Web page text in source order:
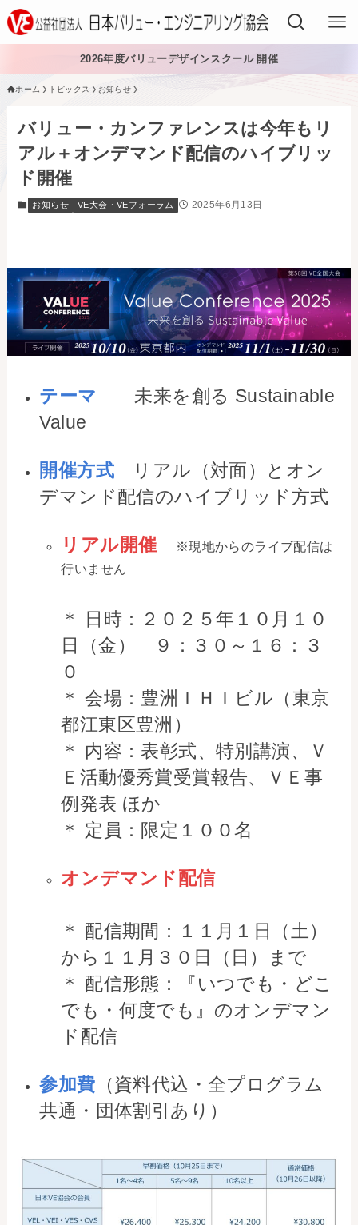
VEを学ぶ
VEを導入する
日本VE協会について
日本VE協会について
資料・論文購入
アクセス
03-5430-4488
2026年度バリューデザインスクール 開催
ホーム トピックス お知らせ
バリュー・カンファレンスは今年もリ
アル＋オンデマンド配信のハイブリッ
ド開催
お知らせ VE大会・VEフォーラム 2025年6月13日
テーマ
未来を創る Sustainable
Value
開催方式
リアル（対面）とオン
デマンド配信のハイブリッド方式
リアル開催
※現地からのライブ配信は
行いません
＊ 日時：２０２５年１０月１０
日（金） ９：３０～１６：３
０
＊ 会場：豊洲ＩＨＩビル（東京
都江東区豊洲）
＊ 内容：表彰式、特別講演、Ｖ
Ｅ活動優秀賞受賞報告、ＶＥ事
例発表 ほか
＊ 定員：限定１００名
オンデマンド配信
＊ 配信期間：１１月１日（土）
から１１月３０日（日）まで
＊ 配信形態：『いつでも・どこ
でも・何度でも』のオンデマン
ド配信
参加費 （資料代込・全プログラム
共通・団体割引あり）